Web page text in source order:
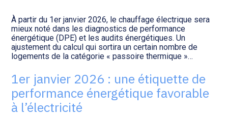
Audit légal
Gestion de patrimoine
Procédures collectives
Transition numérique
Facturation et pilotage : MEG
Analyse et tableau de bord :
WAIBI
Gérer vos ressources
humaines : SILAE
À partir du 1er janvier 2026, le chauffage électrique sera
mieux noté dans les diagnostics de performance
énergétique (DPE) et les audits énergétiques. Un
ajustement du calcul qui sortira un certain nombre de
logements de la catégorie « passoire thermique »…
1er janvier 2026 : une étiquette de
performance énergétique favorable
à l’électricité